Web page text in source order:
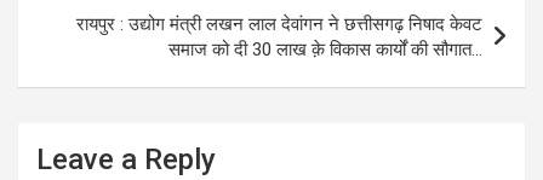
रायपुर : उद्योग मंत्री लखन लाल देवांगन ने छत्तीसगढ़ निषाद केवट
समाज को दी 30 लाख क़े विकास कार्यों की सौगात…
Leave a Reply